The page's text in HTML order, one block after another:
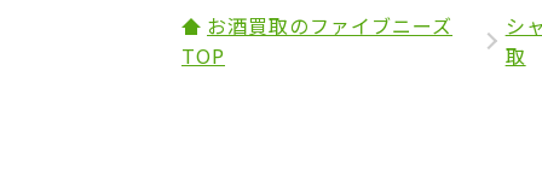
お酒買取のファイブニーズ
TOP
シ
取